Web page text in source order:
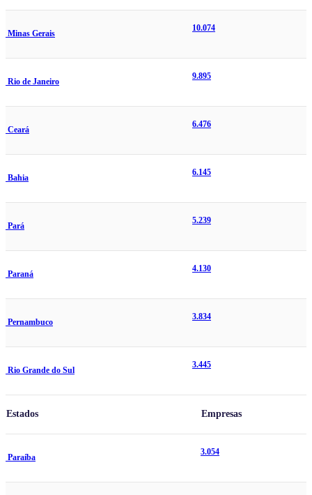
Minas Gerais
10.074
Rio de Janeiro
9.895
Ceará
6.476
Bahia
6.145
Pará
5.239
Paraná
4.130
Pernambuco
3.834
Rio Grande do Sul
3.445
Estados Empresas
Paraíba
3.054